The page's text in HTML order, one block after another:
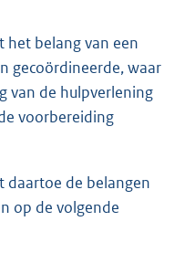
het belang van een
gecoördineerde, waar
van de hulpverlening
voorbereiding
daartoe de belangen
op de volgende